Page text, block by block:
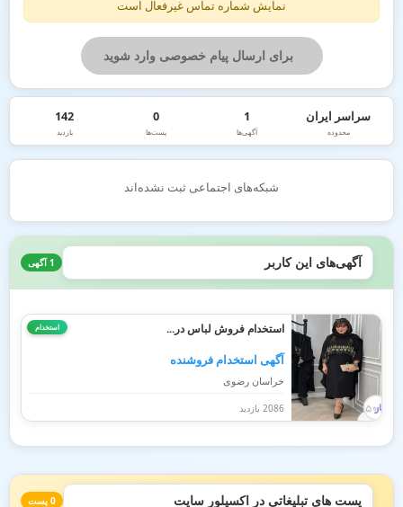
نمایش شماره تماس غیرفعال است
برای ارسال پیام خصوصی وارد شوید
سراسر ایران
محدوده
1
آگهی‌ها
0
پست‌ها
142
بازدید
شبکه‌های اجتماعی ثبت نشده‌اند
آگهی‌های این کاربر 1 آگهی
استخدام استخدام فروش لباس در...
آگهی استخدام فروشنده
خراسان رضوی
2086 بازدید
پست های تبلیغاتی در اکسپلور سایت 0 پست